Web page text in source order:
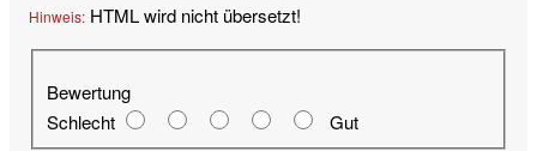
Hinweis: HTML wird nicht übersetzt!
Bewertung
Schlecht
Gut